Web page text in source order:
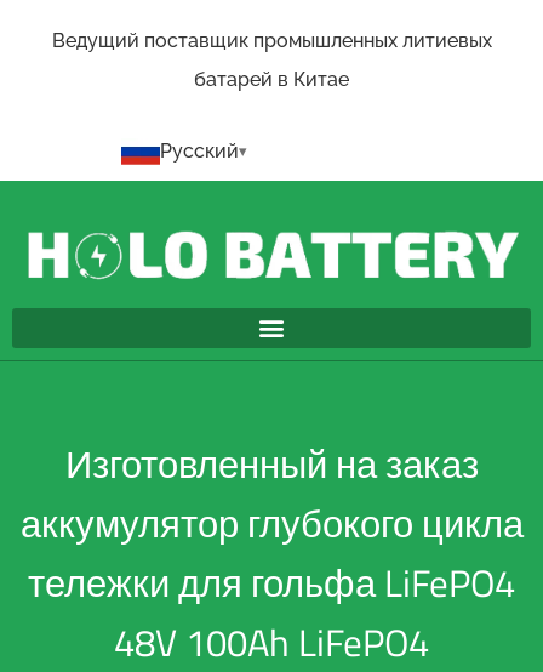
Ведущий поставщик промышленных литиевых
батарей в Китае
Русский
Изготовленный на заказ
аккумулятор глубокого цикла
тележки для гольфа LiFePO4
48V 100Ah LiFePO4